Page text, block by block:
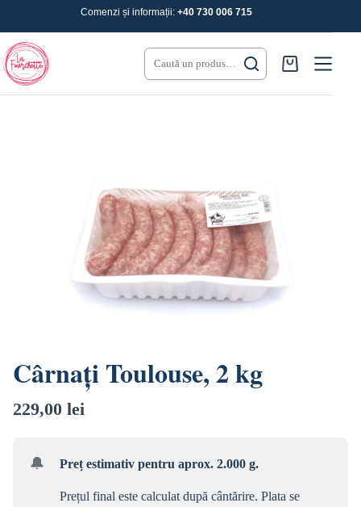
conținut
Comenzi și informații: +40 730 006 715
Caută un produs…
Coș
cumpărături
Cârnați Toulouse, 2 kg
229,00 lei
🔔 Preț estimativ pentru aprox. 2.000 g.
Prețul final este calculat după cântărire. Plata se